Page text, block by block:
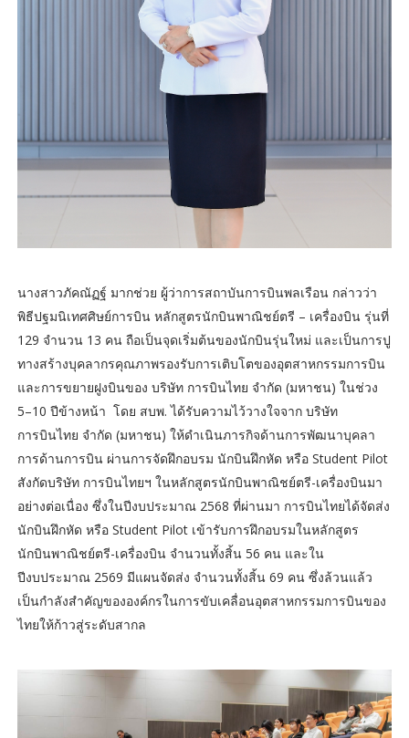
นางสาวภัคณัฏฐ์ มากช่วย ผู้ว่าการสถาบันการบินพลเรือน กล่าวว่า
พิธีปฐมนิเทศศิษย์การบิน หลักสูตรนักบินพาณิชย์ตรี – เครื่องบิน รุ่นที่
129 จำนวน 13 คน ถือเป็นจุดเริ่มต้นของนักบินรุ่นใหม่ และเป็นการปู
ทางสร้างบุคลากรคุณภาพรองรับการเติบโตของอุตสาหกรรมการบิน
และการขยายฝูงบินของ บริษัท การบินไทย จำกัด (มหาชน) ในช่วง
5–10 ปีข้างหน้า โดย สบพ. ได้รับความไว้วางใจจาก บริษัท
การบินไทย จำกัด (มหาชน) ให้ดำเนินภารกิจด้านการพัฒนาบุคลา
การด้านการบิน ผ่านการจัดฝึกอบรม นักบินฝึกหัด หรือ Student Pilot
สังกัดบริษัท การบินไทยฯ ในหลักสูตรนักบินพาณิชย์ตรี-เครื่องบินมา
อย่างต่อเนื่อง ซึ่งในปีงบประมาณ 2568 ที่ผ่านมา การบินไทยได้จัดส่ง
นักบินฝึกหัด หรือ Student Pilot เข้ารับการฝึกอบรมในหลักสูตร
นักบินพาณิชย์ตรี-เครื่องบิน จำนวนทั้งสิ้น 56 คน และใน
ปีงบประมาณ 2569 มีแผนจัดส่ง จำนวนทั้งสิ้น 69 คน ซึ่งล้วนแล้ว
เป็นกำลังสำคัญขององค์กรในการขับเคลื่อนอุตสาหกรรมการบินของ
ไทยให้ก้าวสู่ระดับสากล